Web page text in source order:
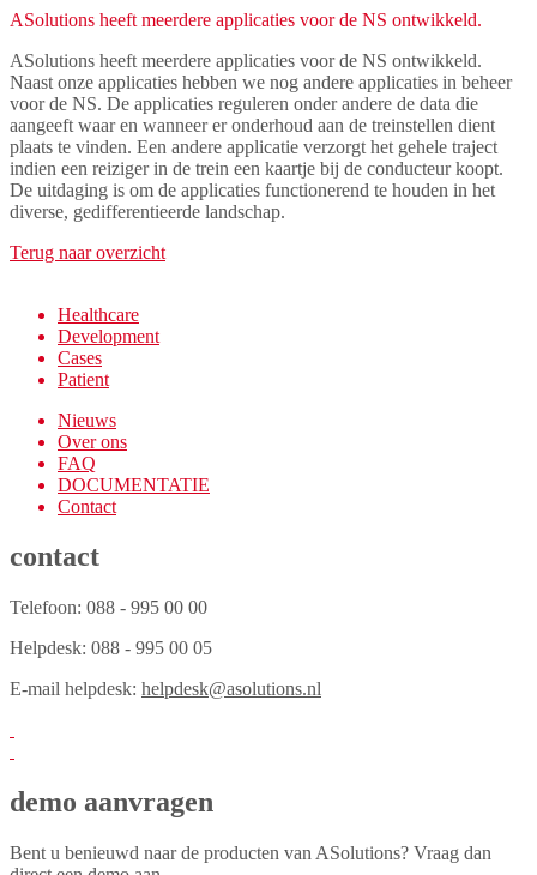
ASolutions heeft meerdere applicaties voor de NS ontwikkeld.
ASolutions heeft meerdere applicaties voor de NS ontwikkeld.
Naast onze applicaties hebben we nog andere applicaties in beheer
voor de NS. De applicaties reguleren onder andere de data die
aangeeft waar en wanneer er onderhoud aan de treinstellen dient
plaats te vinden. Een andere applicatie verzorgt het gehele traject
indien een reiziger in de trein een kaartje bij de conducteur koopt.
De uitdaging is om de applicaties functionerend te houden in het
diverse, gedifferentieerde landschap.
Terug naar overzicht
Healthcare
Development
Cases
Patient
Nieuws
Over ons
FAQ
DOCUMENTATIE
Contact
contact
Telefoon: 088 - 995 00 00
Helpdesk: 088 - 995 00 05
E-mail helpdesk: helpdesk@asolutions.nl
demo aanvragen
Bent u benieuwd naar de producten van ASolutions? Vraag dan